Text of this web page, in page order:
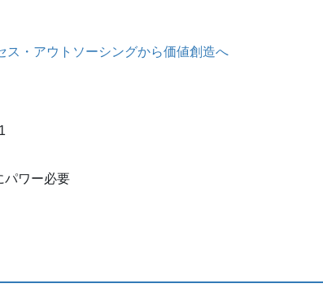
ス・アウトソーシングから価値創造へ
パワー必要